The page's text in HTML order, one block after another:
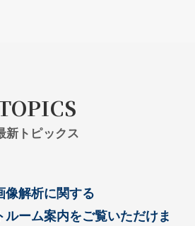
新トピックス
像解析に関する
ーム案内をご覧いただけま